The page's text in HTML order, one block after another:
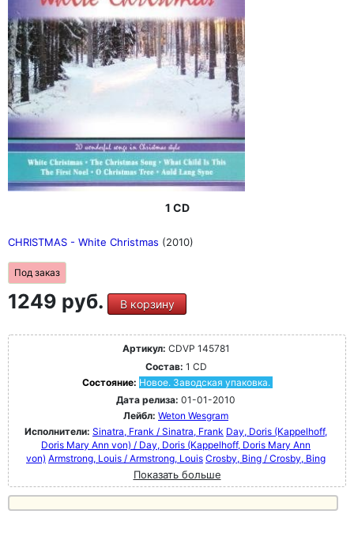
1 CD
CHRISTMAS - White Christmas (2010)
Под заказ
1249 руб. В корзину
Артикул: CDVP 145781
Состав: 1 CD
Состояние: Новое. Заводская упаковка.
Дата релиза: 01-01-2010
Лейбл: Weton Wesgram
Исполнители: Sinatra, Frank / Sinatra, Frank Day, Doris (Kappelhoff,
Doris Mary Ann von) / Day, Doris (Kappelhoff, Doris Mary Ann
von) Armstrong, Louis / Armstrong, Louis Crosby, Bing / Crosby, Bing
Показать больше